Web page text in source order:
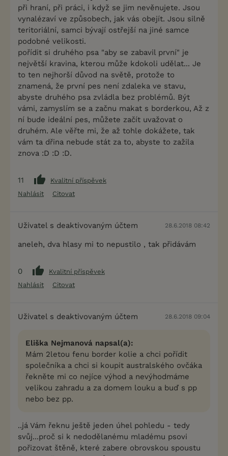
při hraní, při práci, i když se jim nevěnujete. Jsou
vynalézaví ve způsobech, jak vás obejít. Jsou silně
teritoriální, samci bývají ostřejší na jiné samce
podobné velikosti.
pořídit si druhého psa "aby se zabavil první" je
největší kravina, kterou může kdokoli udělat... Je
to ten nejhorší důvod na světě, protože to
znamená, že první pes není zdaleka ve stavu,
abyste druhého psa zvládla bez problémů. Být
vámi, zamyslím se a začnu makat s borderkou, Až z
ní bude ideální pes, můžete začít uvažovat o
druhém. Ale věřte mi, že až tohle dokážete, tak
vám ta dřina nebude stát za to, abyste to zažila
znova :D :D :D.
11
Kvalitní příspěvek
Nahlásit
Citovat
Uživatel s deaktivovaným účtem 28.6.2018 08:42
aneleh, dva hlasy mi to nepustilo , tak přidávám
0
Kvalitní příspěvek
Nahlásit
Citovat
Uživatel s deaktivovaným účtem 28.6.2018 09:04
Eliška Nejmanová napsal(a):
Mám 2letou fenu border kolie a chci pořídit
společníka a chci si koupit australského ovčáka
řekněte mi co nejíce výhod a nevýhodmáme
velikou zahradu a za domem louku a buď s pp
nebo bez pp.
..já Vám řeknu ještě jeden úhel pohledu - tedy
svůj...proč si k nedodělanému mladému psovi
pořizovat štěně, které zabere obrovskou spoustu